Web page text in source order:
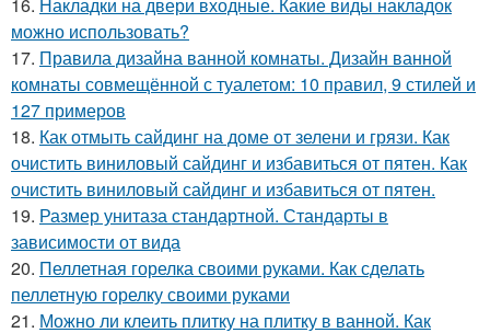
16. Накладки на двери входные. Какие виды накладок
можно использовать?
17. Правила дизайна ванной комнаты. Дизайн ванной
комнаты совмещённой с туалетом: 10 правил, 9 стилей и
127 примеров
18. Как отмыть сайдинг на доме от зелени и грязи. Как
очистить виниловый сайдинг и избавиться от пятен. Как
очистить виниловый сайдинг и избавиться от пятен.
19. Размер унитаза стандартной. Стандарты в
зависимости от вида
20. Пеллетная горелка своими руками. Как сделать
пеллетную горелку своими руками
21. Можно ли клеить плитку на плитку в ванной. Как